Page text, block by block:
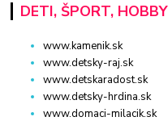
DETI, ŠPORT, HOBBY
www.kamenik.sk
www.detsky-raj.sk
www.detskaradost.sk
www.detsky-hrdina.sk
www.domaci-milacik.sk